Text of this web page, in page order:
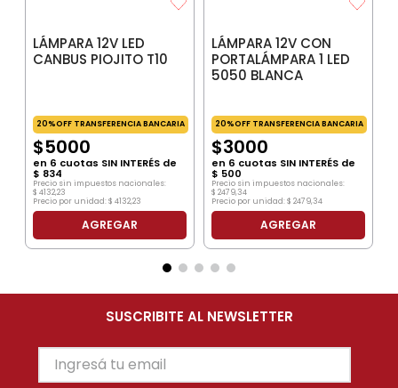
LÁMPARA 12V LED
CANBUS PIOJITO T10
20%OFF TRANSFERENCIA BANCARIA
$5000
en 6 cuotas SIN INTERÉS de
$ 834
Precio sin impuestos nacionales:
$ 4132,23
Precio por unidad:$ 4132,23
AGREGAR
LÁMPARA 12V CON
PORTALÁMPARA 1 LED
5050 BLANCA
20%OFF TRANSFERENCIA BANCARIA
$3000
en 6 cuotas SIN INTERÉS de
$ 500
Precio sin impuestos nacionales:
$ 2479,34
Precio por unidad:$ 2479,34
AGREGAR
SUSCRIBITE AL NEWSLETTER